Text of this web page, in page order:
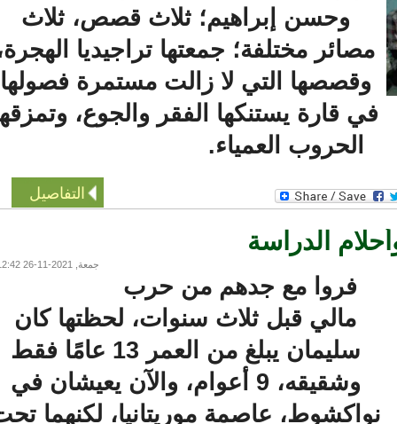
وحسن إبراهيم؛ ثلاث قصص، ثلاث
مصائر مختلفة؛ جمعتها تراجيديا الهجرة،
وقصصها التي لا زالت مستمرة فصولها
في قارة يستنكها الفقر والجوع، وتمزقها
الحروب العمياء.
التفاصيل
الدراسة
جمعة, 2021-11-26 12:42
فروا مع جدهم من حرب
مالي قبل ثلاث سنوات، لحظتها كان
سليمان يبلغ من العمر 13 عامًا فقط
وشقيقه، 9 أعوام، والآن يعيشان في
عاصمة موريتانيا، لكنهما تحت